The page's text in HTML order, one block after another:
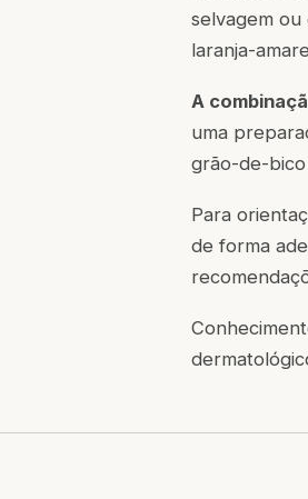
selvagem
laranja-
A
uma
grão-de-bico
Para
de forma